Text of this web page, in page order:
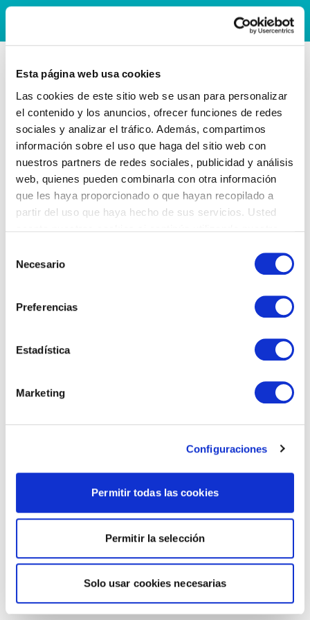
Esta página web usa cookies
Las cookies de este sitio web se usan para personalizar
el contenido y los anuncios, ofrecer funciones de redes
sociales y analizar el tráfico. Además, compartimos
información sobre el uso que haga del sitio web con
nuestros partners de redes sociales, publicidad y análisis
web, quienes pueden combinarla con otra información
que les haya proporcionado o que hayan recopilado a
partir del uso que haya hecho de sus servicios. Usted
Necesario
Preferencias
Estadística
Marketing
Configuraciones
Permitir todas las cookies
Permitir la selección
Solo usar cookies necesarias